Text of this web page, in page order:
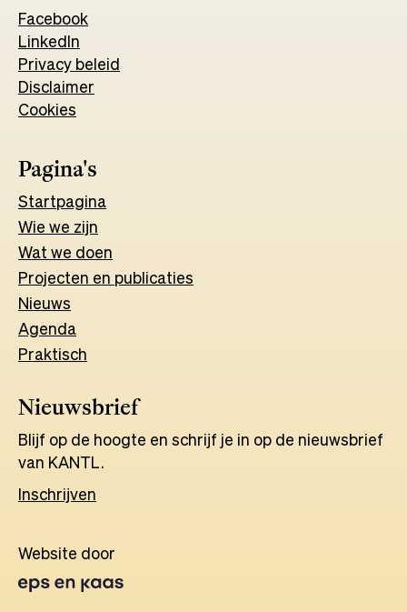
Facebook
a
new
LinkedIn
in
a
Privacy beleid
Disclaimer
Cookies
Pagina's
Startpagina
Wie we zijn
Wat we doen
Projecten en publicaties
Nieuws
Agenda
Praktisch
Nieuwsbrief
Blijf op de hoogte en schrijf je in op de nieuwsbrief
van KANTL.
Inschrijven
Website door
in